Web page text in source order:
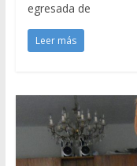
egresada de
Leer más